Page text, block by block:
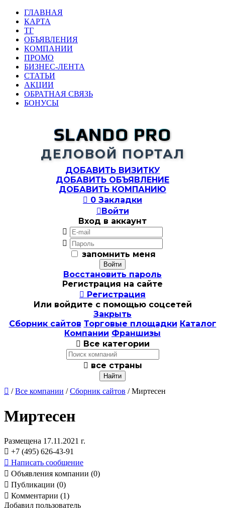
ГЛАВНАЯ
КАРТА
ТГ
ОБЪЯВЛЕНИЯ
КОМПАНИИ
ПРОМО
БИЗНЕС-ЛЕНТА
СТАТЬИ
АКЦИИ
ОБРАТНАЯ СВЯЗЬ
БОНУСЫ
SLANDO PRO
ДЕЛОВОЙ ПОРТАЛ
ДОБАВИТЬ ВИЗИТКУ
ДОБАВИТЬ ОБЪЯВЛЕНИЕ
ДОБАВИТЬ КОМПАНИЮ
 0 Закладки
Войти
Вход в аккаунт


запомнить меня
Восстановить пароль
Регистрация на сайте
 Регистрация
Или войдите с помощью соцсетей
Закрыть
Сборник сайтов Торговые площадки Каталог
Компании Франшизы
 Все категории
 все страны
 /Все компании /Сборник сайтов / Миртесен
Миртесен
Размещена 17.11.2021 г.
 +7 (495) 626-43-91
 Написать сообщение
 Объявления компании (0)
 Публикации (0)
 Комментарии (1)
Добавил пользователь